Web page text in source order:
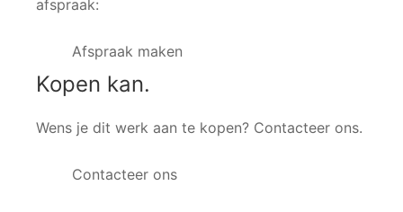
afspraak:
Afspraak maken
Kopen kan.
Wens je dit werk aan te kopen? Contacteer ons.
Contacteer ons